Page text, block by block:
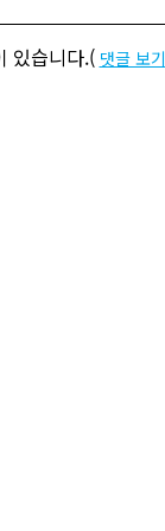
있습니다.( 댓글 보기